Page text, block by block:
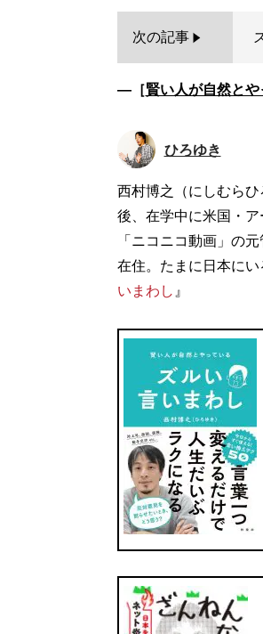
次の記事
―［賢い人が自然と
ひろゆき
西村博之（にしむら
後、在学中に米国・
「ニコニコ動画」の
在住。たまに日本に
いまわし 』